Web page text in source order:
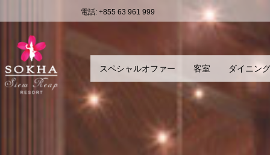
電話: +855 63 961 999
スペシャルオファー 客室 ダイニング